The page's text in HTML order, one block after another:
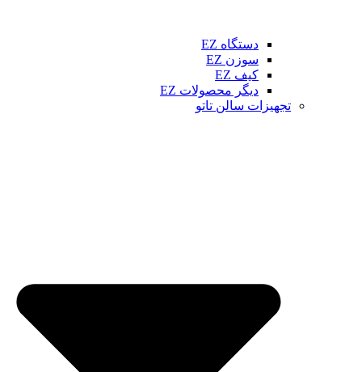
دستگاه EZ
سوزن EZ
کیف EZ
دیگر محصولات EZ
تجهیزات سالن تاتو